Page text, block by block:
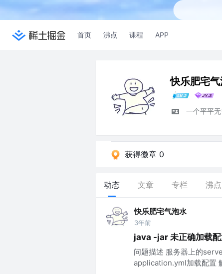
首页 沸点 课程 APP
快乐肥宅
一个平平
获得徽章 0
动态 文章 专栏 沸点
快乐肥宅气泡水
3年前
java -jar 未正确加载
问题描述 服务器上的
application.yml加载配置